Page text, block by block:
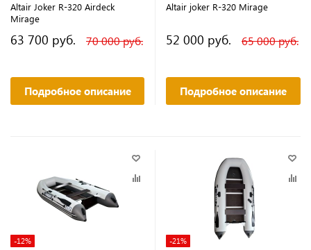
Altair Joker R-320 Airdeck
Mirage
63 700 руб. 70 000 руб.
Подробное описание
Altair joker R-320 Mirage
52 000 руб. 65 000 руб.
Подробное описание
-12% -21%